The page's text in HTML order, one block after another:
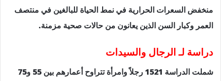
منخفض السعرات الحرارية في نمط الحياة للبالغين في منتصف
العمر وكبار السن الذين يعانون من حالات صحية مزمنة.
دراسة لـ الرجال والسيدات
شملت الدراسة 1521 رجلاً وامرأة تتراوح أعمارهم بين 55 و75